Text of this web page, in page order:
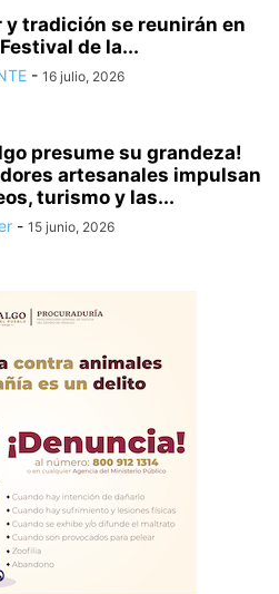
y tradición se reunirán en
de la...
- 16 julio, 2026
presume su grandeza!
artesanales impulsan
turismo y las...
- 15 junio, 2026